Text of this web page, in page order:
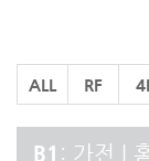
ALL RF
B1 : 가전 |